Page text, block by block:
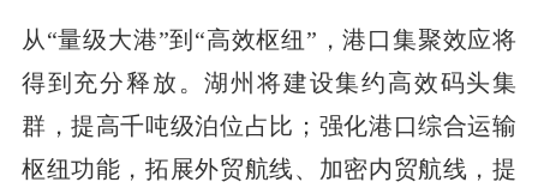
从“量级大港”到“高效枢纽”，港口集聚效应将
得到充分释放。湖州将建设集约高效码头集
群，提高千吨级泊位占比；强化港口综合运输
枢纽功能，拓展外贸航线、加密内贸航线，提